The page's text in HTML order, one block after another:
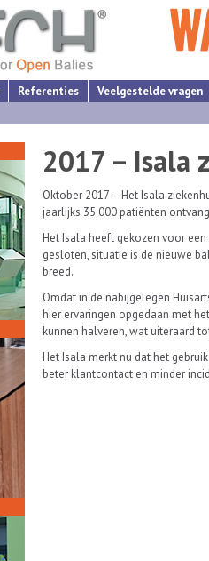
Referenties Veelgestelde vragen
2017 – Isala
Oktober 2017 – Het Isala
jaarlijks 35.000 patiënten
Het Isala heeft gekozen voor
gesloten, situatie is de nieuwe
breed.
Omdat in de nabijgelegen
hier ervaringen opgedaan met
kunnen halveren, wat uiteraard
Het Isala merkt nu dat het
beter klantcontact en minder